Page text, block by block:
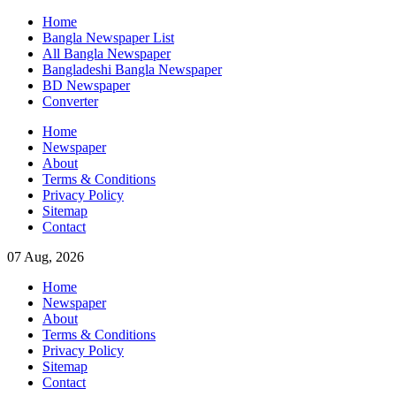
Skip
content
Home
Bangla Newspaper List
All Bangla Newspaper
Bangladeshi Bangla Newspaper
BD Newspaper
Converter
Home
Newspaper
About
Terms & Conditions
Privacy Policy
Sitemap
Contact
07 Aug, 2026
Home
Newspaper
About
Terms & Conditions
Privacy Policy
Sitemap
Contact